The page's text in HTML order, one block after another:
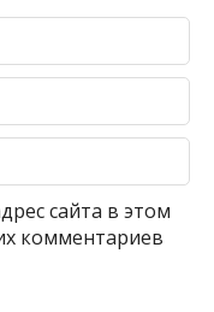
сайта в этом
комментариев